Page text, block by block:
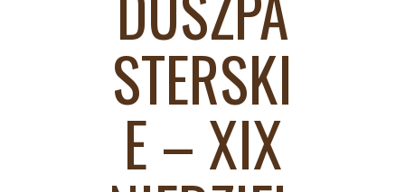
STERSKI
E – XIX